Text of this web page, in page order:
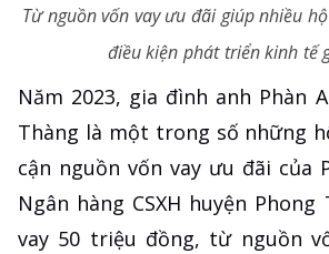
Từ nguồn vốn vay ưu đãi giúp nhiều
điều kiện phát triển kinh tế
Năm 2023, gia đình anh Phàn
Thàng là một trong số những
cận nguồn vốn vay ưu đãi của
Ngân hàng CSXH huyện
vay 50 triệu đồng, từ nguồn